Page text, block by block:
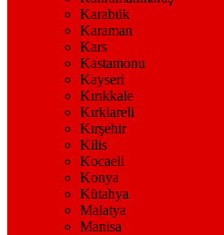
Karabük
Karaman
Kars
Kastamonu
Kayseri
Kırıkkale
Kırklareli
Kırşehir
Kilis
Kocaeli
Konya
Kütahya
Malatya
Manisa